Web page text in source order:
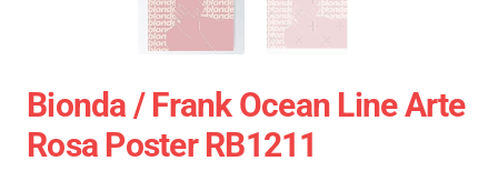
Bionda / Frank Ocean Line Arte
Rosa Poster RB1211